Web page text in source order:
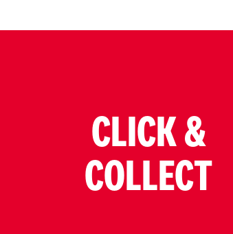
CLICK &
COLLECT